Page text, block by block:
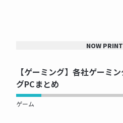
NOW
【ゲーミング】各社ゲーミ
グPCまとめ
ゲーム